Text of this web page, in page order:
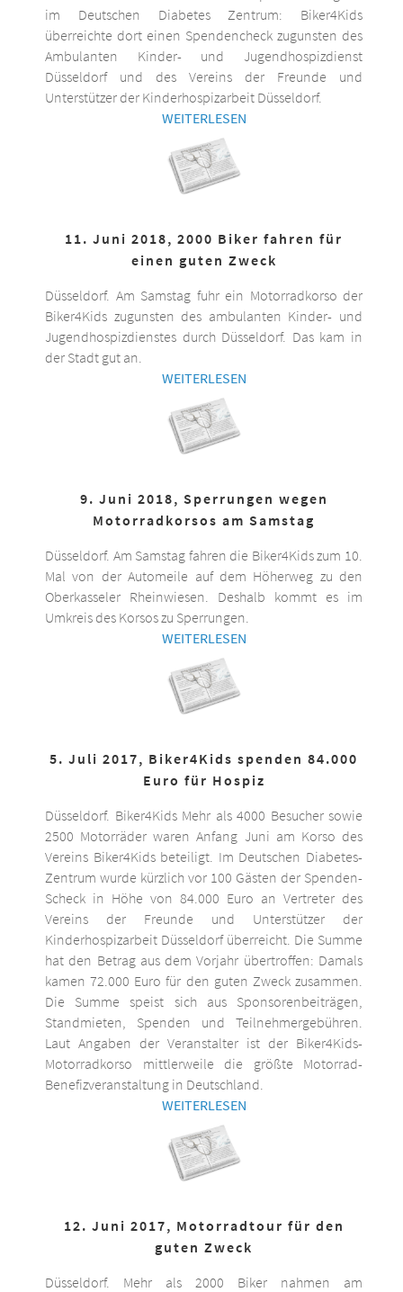
im Deutschen Diabetes Zentrum: Biker4Kids
überreichte dort einen Spendencheck zugunsten des
Ambulanten Kinder- und Jugendhospizdienst
Düsseldorf und des Vereins der Freunde und
Unterstützer der Kinderhospizarbeit Düsseldorf.
WEITERLESEN
11. Juni 2018, 2000 Biker fahren für
einen guten Zweck
Düsseldorf. Am Samstag fuhr ein Motorradkorso der
Biker4Kids zugunsten des ambulanten Kinder- und
Jugendhospizdienstes durch Düsseldorf. Das kam in
der Stadt gut an.
WEITERLESEN
9. Juni 2018, Sperrungen wegen
Motorradkorsos am Samstag
Düsseldorf. Am Samstag fahren die Biker4Kids zum 10.
Mal von der Automeile auf dem Höherweg zu den
Oberkasseler Rheinwiesen. Deshalb kommt es im
Umkreis des Korsos zu Sperrungen.
WEITERLESEN
5. Juli 2017, Biker4Kids spenden 84.000
Euro für Hospiz
Düsseldorf. Biker4Kids Mehr als 4000 Besucher sowie
2500 Motorräder waren Anfang Juni am Korso des
Vereins Biker4Kids beteiligt. Im Deutschen Diabetes-
Zentrum wurde kürzlich vor 100 Gästen der Spenden-
Scheck in Höhe von 84.000 Euro an Vertreter des
Vereins der Freunde und Unterstützer der
Kinderhospizarbeit Düsseldorf überreicht. Die Summe
hat den Betrag aus dem Vorjahr übertroffen: Damals
kamen 72.000 Euro für den guten Zweck zusammen.
Die Summe speist sich aus Sponsorenbeiträgen,
Standmieten, Spenden und Teilnehmergebühren.
Laut Angaben der Veranstalter ist der Biker4Kids-
Motorradkorso mittlerweile die größte Motorrad-
Benefizveranstaltung in Deutschland.
WEITERLESEN
12. Juni 2017, Motorradtour für den
guten Zweck
Düsseldorf. Mehr als 2000 Biker nahmen am